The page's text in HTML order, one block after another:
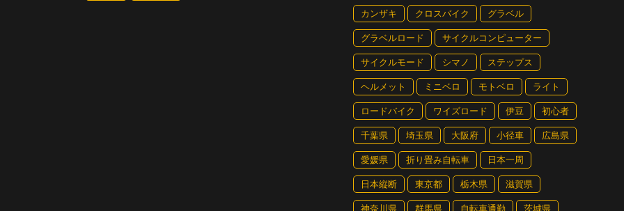
カンザキ クロスバイク グラベル
グラベルロード サイクルコンピューター
サイクルモード シマノ ステップス
ヘルメット ミニベロ モトベロ ライト
ロードバイク ワイズロード 伊豆 初心者
千葉県 埼玉県 大阪府 小径車 広島県
愛媛県 折り畳み自転車 日本一周
日本縦断 東京都 栃木県 滋賀県
神奈川県 群馬県 自転車通勤 茨城県